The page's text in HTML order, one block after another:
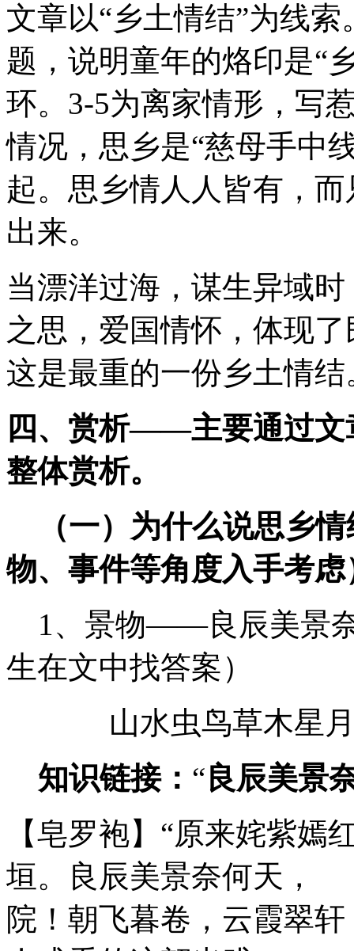
文章以“乡土情结”为线
题，说明童年的烙印是“
环。3-5为离家情形，写
情况，思乡是“慈母手中
起。思乡情人人皆有，
出来。
当漂洋过海，谋生异域
之思，爱国情怀，体现
这是最重的一份乡土情结
四、赏析——主要通过文
整体赏析。
（一）为什么说思乡
物、事件等角度入手考虑
1、景物——良辰美景
生在文中找答案）
山水虫鸟草木星月
知识链接： “ 良辰美景
【皂罗袍】“原来姹紫嫣
垣。良辰美景奈
院！朝飞暮卷，云霞翠